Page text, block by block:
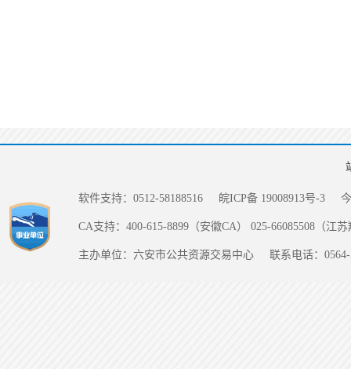
软件支持：0512-58188516 皖ICP备 19008913号-3
CA支持：400-615-8899（安徽CA） 025-66085508（江
主办单位：六安市公共资源交易中心 联系电话：0564-